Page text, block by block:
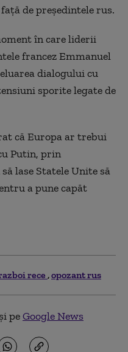
de preşedintele rus.
în care liderii
francez Emmanuel
dialogului cu
sporite legate de
că Europa ar trebui
Putin, prin
lase Statele Unite să
a pune capăt
rece opozant rus
peGoogle News